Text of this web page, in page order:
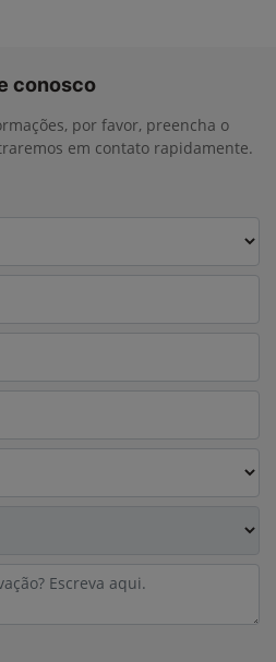
conosco
por favor, preencha o
em contato rapidamente.